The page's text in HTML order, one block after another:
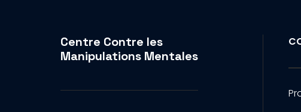
Centre Contre les
Manipulations Mentales